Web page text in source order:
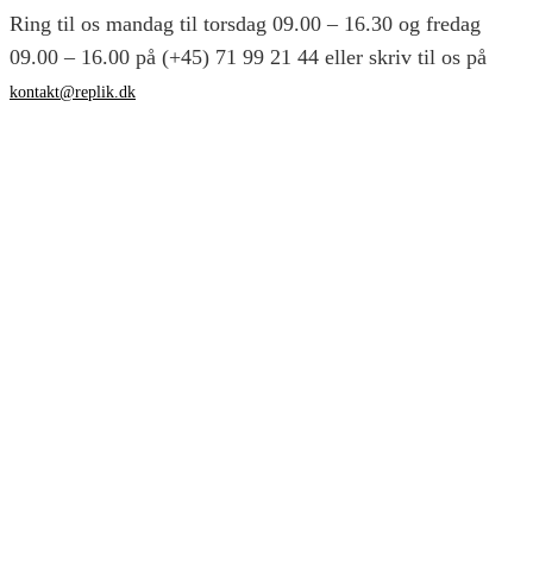
Ring til os mandag til torsdag 09.00 – 16.30 og fredag
09.00 – 16.00 på (+45) 71 99 21 44 eller skriv til os på
kontakt@replik.dk